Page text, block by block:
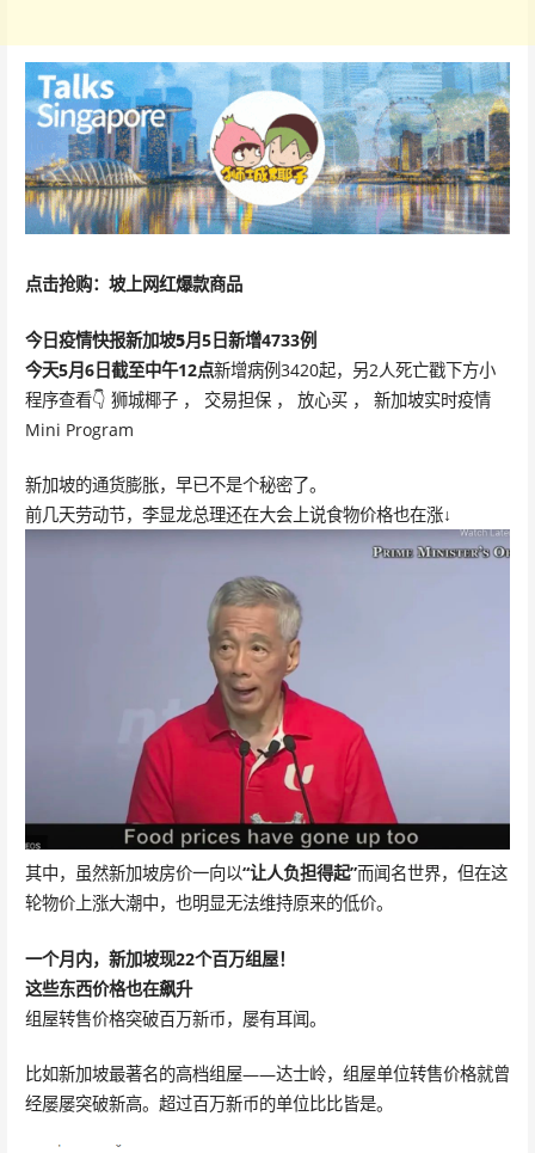
点击抢购：坡上网红爆款商品
今日疫情快报新加坡5月5日新增4733例
今天5月6日截至中午12点新增病例3420起，另2人死亡戳下方小
程序查看👇 狮城椰子 ， 交易担保 ， 放心买 ， 新加坡实时疫情
Mini Program
新加坡的通货膨胀，早已不是个秘密了。
前几天劳动节，李显龙总理还在大会上说食物价格也在涨↓
其中，虽然新加坡房价一向以“让人负担得起”而闻名世界，但在这
轮物价上涨大潮中，也明显无法维持原来的低价。
一个月内， 新加坡现22个百万组屋！
这些东西价格也在飙升
组屋转售价格突破百万新币，屡有耳闻。
比如新加坡最著名的高档组屋——达士岭，组屋单位转售价格就曾
经屡屡突破新高。超过百万新币的单位比比皆是。